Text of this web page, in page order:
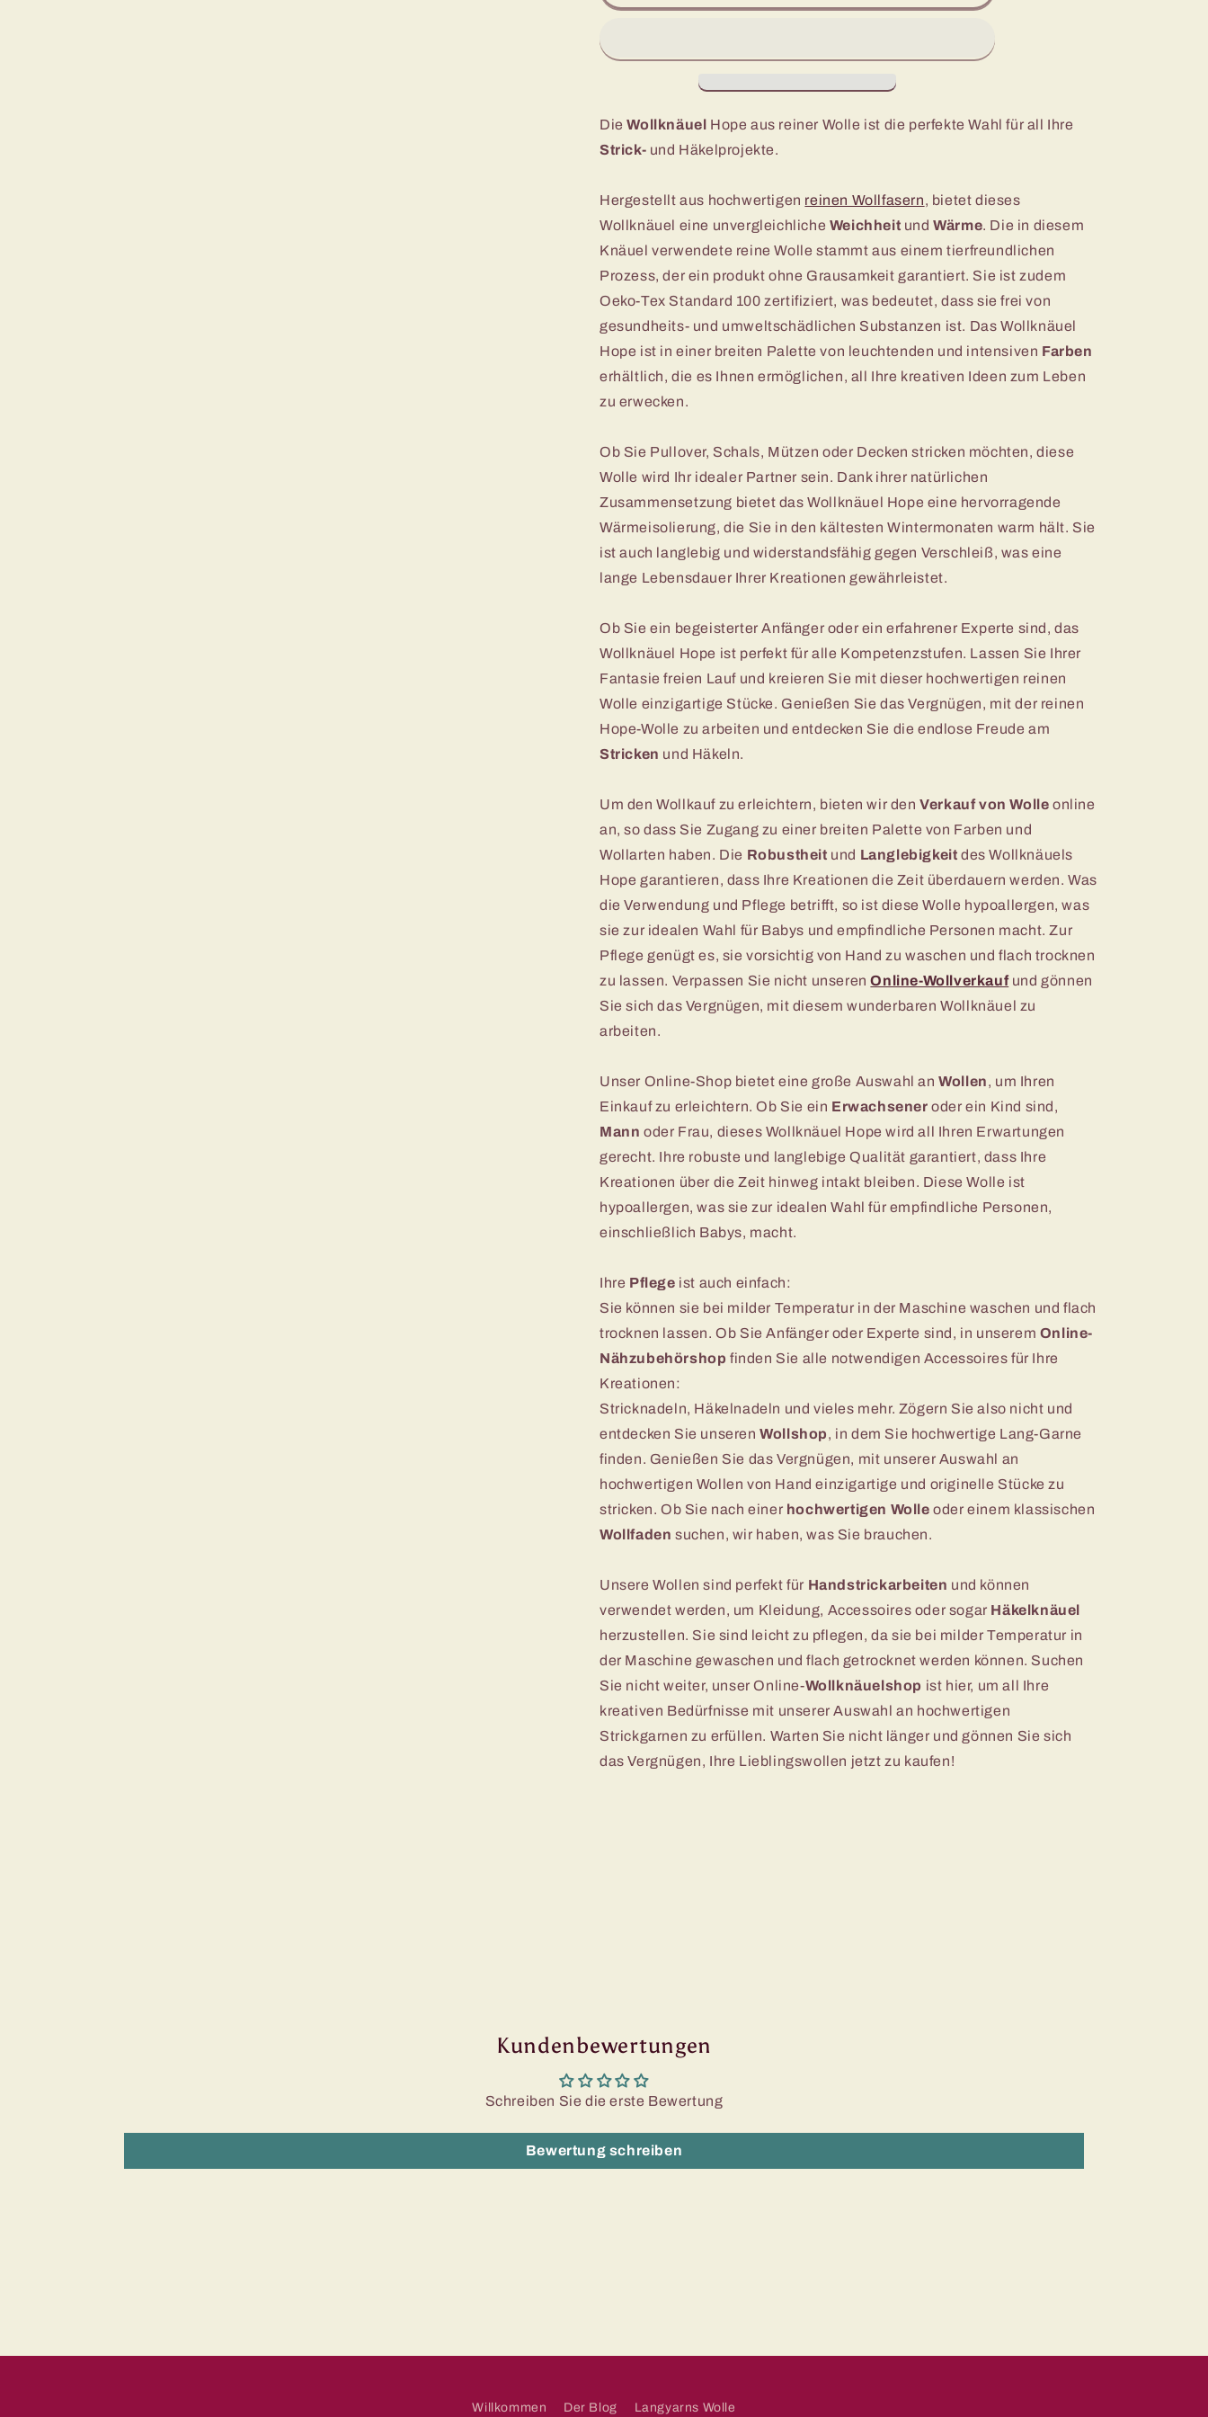
Reines
Reines
DieWollknäuel Hope aus reiner Wolle ist die perfekte Wahl für all Ihre
Strick- und Häkelprojekte.
Hergestellt aus hochwertigen reinen Wollfasern, bietet dieses
Wollknäuel eine unvergleichliche Weichheit undWärme. Die in diesem
Knäuel verwendete reine Wolle stammt aus einem tierfreundlichen
Prozess, der ein produkt ohne Grausamkeit garantiert. Sie ist zudem
Oeko-Tex Standard 100 zertifiziert, was bedeutet, dass sie frei von
gesundheits- und umweltschädlichen Substanzen ist. Das Wollknäuel
Hope ist in einer breiten Palette von leuchtenden und intensiven Farben
erhältlich, die es Ihnen ermöglichen, all Ihre kreativen Ideen zum Leben
zu erwecken.
Ob Sie Pullover, Schals, Mützen oder Decken stricken möchten, diese
Wolle wird Ihr idealer Partner sein. Dank ihrer natürlichen
Zusammensetzung bietet das Wollknäuel Hope eine hervorragende
Wärmeisolierung, die Sie in den kältesten Wintermonaten warm hält. Sie
ist auch langlebig und widerstandsfähig gegen Verschleiß, was eine
lange Lebensdauer Ihrer Kreationen gewährleistet.
Ob Sie ein begeisterter Anfänger oder ein erfahrener Experte sind, das
Wollknäuel Hope ist perfekt für alle Kompetenzstufen. Lassen Sie Ihrer
Fantasie freien Lauf und kreieren Sie mit dieser hochwertigen reinen
Wolle einzigartige Stücke. Genießen Sie das Vergnügen, mit der reinen
Hope-Wolle zu arbeiten und entdecken Sie die endlose Freude am
Stricken und Häkeln.
Um den Wollkauf zu erleichtern, bieten wir denVerkauf von Wolle online
an, so dass Sie Zugang zu einer breiten Palette von Farben und
Wollarten haben. Die Robustheit und Langlebigkeit des Wollknäuels
Hope garantieren, dass Ihre Kreationen die Zeit überdauern werden. Was
die Verwendung und Pflege betrifft, so ist diese Wolle hypoallergen, was
sie zur idealen Wahl für Babys und empfindliche Personen macht. Zur
Pflege genügt es, sie vorsichtig von Hand zu waschen und flach trocknen
zu lassen. Verpassen Sie nicht unserenOnline-Wollverkaufund gönnen
Sie sich das Vergnügen, mit diesem wunderbaren Wollknäuel zu
arbeiten.
Unser Online-Shop bietet eine große Auswahl anWollen, um Ihren
Einkauf zu erleichtern. Ob Sie ein Erwachsener oder ein Kind sind,
Mann oder Frau, dieses Wollknäuel Hope wird all Ihren Erwartungen
gerecht. Ihre robuste und langlebige Qualität garantiert, dass Ihre
Kreationen über die Zeit hinweg intakt bleiben. Diese Wolle ist
hypoallergen, was sie zur idealen Wahl für empfindliche Personen,
einschließlich Babys, macht.
Ihre Pflege ist auch einfach:
Sie können sie bei milder Temperatur in der Maschine waschen und flach
trocknen lassen. Ob Sie Anfänger oder Experte sind, in unserem Online-
Nähzubehörshop finden Sie alle notwendigen Accessoires für Ihre
Kreationen:
Stricknadeln, Häkelnadeln und vieles mehr. Zögern Sie also nicht und
entdecken Sie unserenWollshop, in dem Sie hochwertige Lang-Garne
finden. Genießen Sie das Vergnügen, mit unserer Auswahl an
hochwertigen Wollen von Hand einzigartige und originelle Stücke zu
stricken. Ob Sie nach einer hochwertigen Wolle oder einem klassischen
Wollfaden suchen, wir haben, was Sie brauchen.
Unsere Wollen sind perfekt für Handstrickarbeiten und können
verwendet werden, um Kleidung, Accessoires oder sogar Häkelknäuel
herzustellen. Sie sind leicht zu pflegen, da sie bei milder Temperatur in
der Maschine gewaschen und flach getrocknet werden können. Suchen
Sie nicht weiter, unser Online-Wollknäuelshop ist hier, um all Ihre
kreativen Bedürfnisse mit unserer Auswahl an hochwertigen
Strickgarnen zu erfüllen. Warten Sie nicht länger und gönnen Sie sich
das Vergnügen, Ihre Lieblingswollen jetzt zu kaufen!
Kundenbewertungen
Schreiben Sie die erste Bewertung
Bewertung schreiben
Willkommen Der Blog Langyarns Wolle